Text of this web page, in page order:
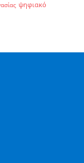
ψηφιακό